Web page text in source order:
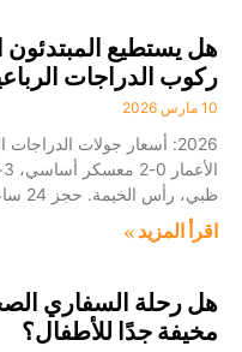
هل يستطيع المبتدئون
ركوب الدراجات
10 مارس 2026
ظبي، رأس الخيمة. حجز 24 ساعة. احجز الآن
اقرأ المزيد »
هل رحلة السفاري
مخيفة جدًا للأطفال؟